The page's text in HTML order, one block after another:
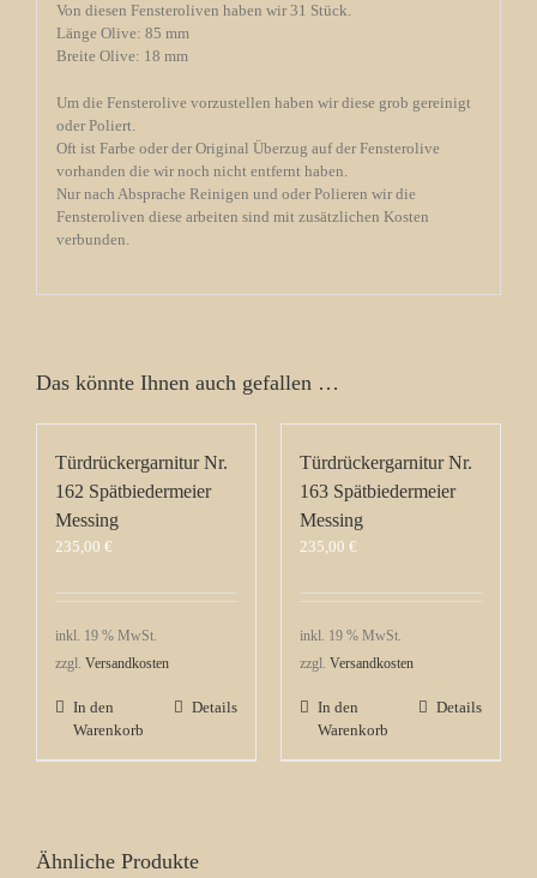
Von diesen Fensteroliven haben wir 31 Stück.
Länge Olive: 85 mm
Breite Olive: 18 mm
Um die Fensterolive vorzustellen haben wir diese grob gereinigt
oder Poliert.
Oft ist Farbe oder der Original Überzug auf der Fensterolive
vorhanden die wir noch nicht entfernt haben.
Nur nach Absprache Reinigen und oder Polieren wir die
Fensteroliven diese arbeiten sind mit zusätzlichen Kosten
verbunden.
Das könnte Ihnen auch gefallen …
Türdrückergarnitur Nr.
162 Spätbiedermeier
Messing
235,00 €
inkl. 19 % MwSt.
zzgl. Versandkosten
In den
Warenkorb
Details
Türdrückergarnitur Nr.
163 Spätbiedermeier
Messing
235,00 €
inkl. 19 % MwSt.
zzgl. Versandkosten
In den
Warenkorb
Details
Ähnliche Produkte